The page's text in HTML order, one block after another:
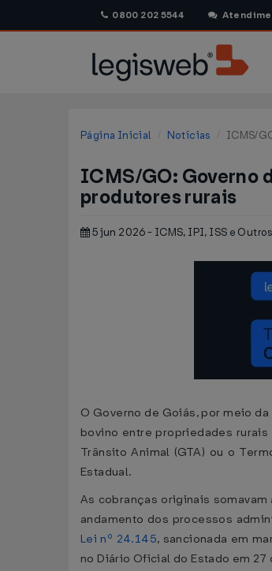
0800 202 5544
Página Inicial Notícias ICMS/
ICMS/GO: Governo
produtores rurais
5 jun 2026 - ICMS, IPI, ISS e Outros
O Governo de Goiás, por meio
bovino entre propriedades
Trânsito Animal (GTA) ou o
Estadual.
As cobranças originais
andamento dos processos
Lei nº 24.145, sancionada em
no Diário Oficial do Estado em 27